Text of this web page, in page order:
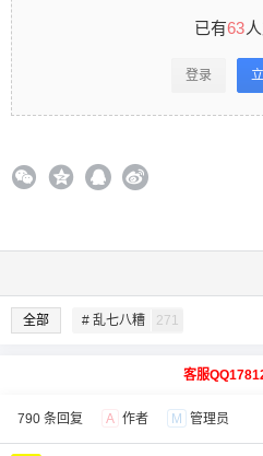
已有63
登录
全部 # 乱七八糟 271
客服
790 条回复 A 作者 M 管理员